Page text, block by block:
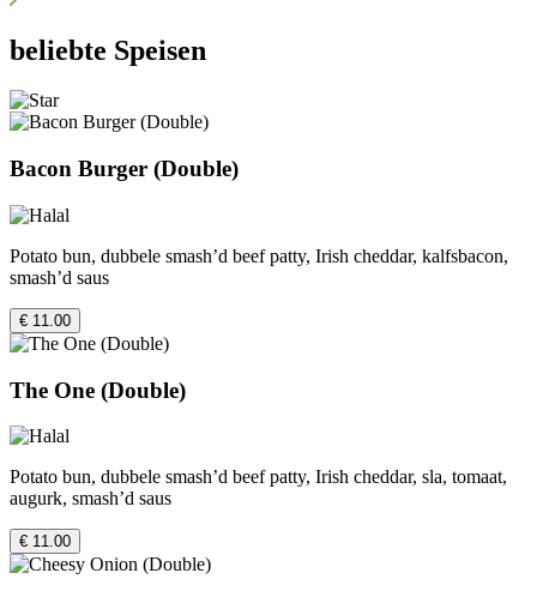
beliebte Speisen
Bacon Burger (Double)
Potato bun, dubbele smash’d beef patty, Irish cheddar, kalfsbacon,
smash’d saus
€ 11.00
The One (Double)
Potato bun, dubbele smash’d beef patty, Irish cheddar, sla, tomaat,
augurk, smash’d saus
€ 11.00